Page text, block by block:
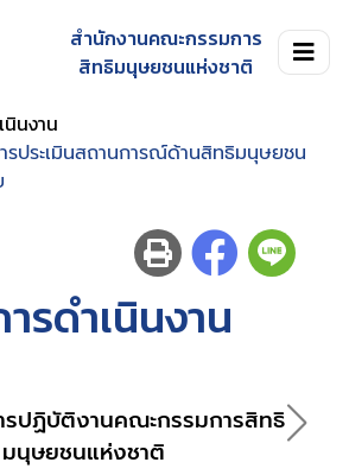
สำนักงานคณะกรรมการ
สิทธิมนุษยชนแห่งชาติ
นินงาน
รประเมินสถานการณ์ด้านสิทธิมนุษยชน
รดำเนินงาน
รปฏิบัติงานคณะกรรมการสิทธิ
มนุษยชนแห่งชาติ